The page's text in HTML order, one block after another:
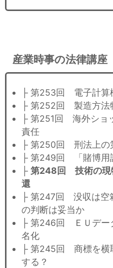
産業時事の法律講座
├ 第253回 電子計算
├ 第252回 製造方法
├ 第251回 海外ショ
責任
├ 第250回 刑法上の
├ 第249回 「賭博用
├ 第248回 技術の現
還
├ 第247回 没収は空
の判断は妥当か
├ 第246回 ＥＵデー
名化
├ 第245回 商標を横
する？